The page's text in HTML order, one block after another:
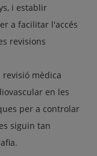
i establir
a facilitar l'accés
revisions
mèdica
en les
per a controlar
siguin tan